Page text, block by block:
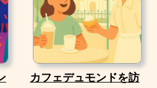
カフェデュモンドを訪